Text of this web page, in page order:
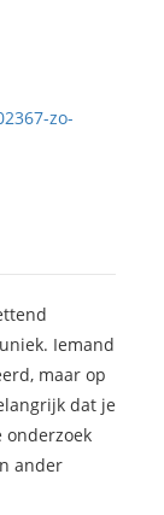
zo-
Iemand
maar op
dat je
onderzoek
ander